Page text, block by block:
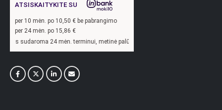
ATSISKAITYKITE SU
per 10 mėn. po 10,50 € be pabrangimo
per 24 mėn. po 15,86 €
mėn. terminui, metinė palūkanų norma –13,9